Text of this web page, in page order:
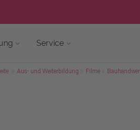
Service
Aus- und Weiterbildung Filme